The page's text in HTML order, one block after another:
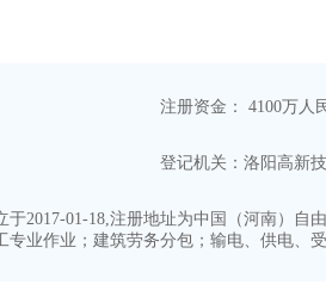
宏观经济>
商机会员
下浮率>
宏观经济 >
政策规划 >
注册资金： 4100万人
登记机关：洛阳高新
2017-01-18,注册地址为中国（河南）
专业作业；建筑劳务分包；输电、供电、